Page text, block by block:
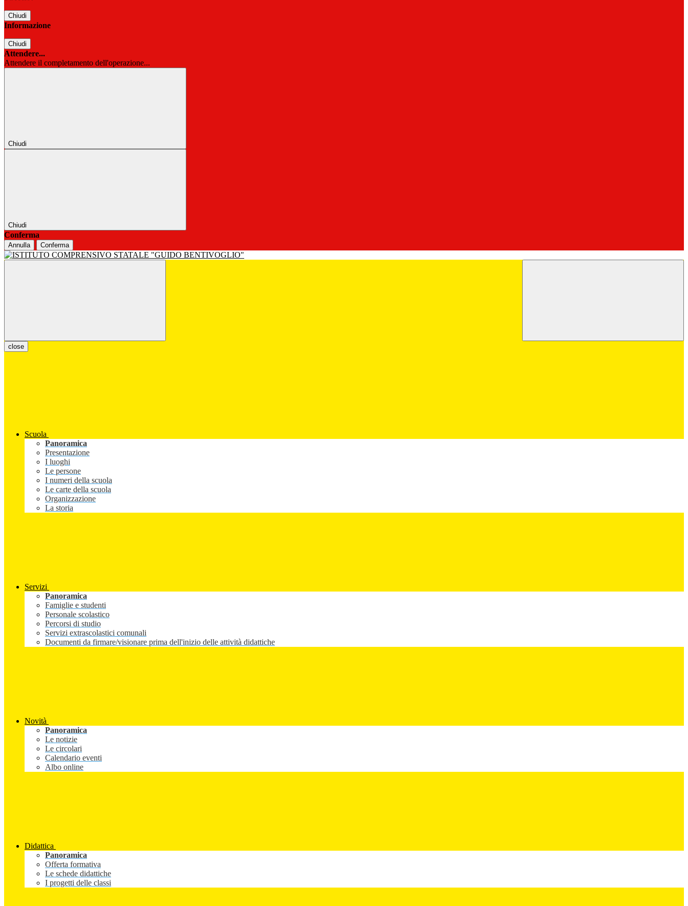
Chiudi
Informazione
Chiudi
Attendere...
Attendere il completamento dell'operazione...
Chiudi
Chiudi
Conferma
Annulla Conferma
close
Scuola
Panoramica
Presentazione
I luoghi
Le persone
I numeri della scuola
Le carte della scuola
Organizzazione
La storia
Servizi
Panoramica
Famiglie e studenti
Personale scolastico
Percorsi di studio
Servizi extrascolastici comunali
Documenti da firmare/visionare prima dell'inizio delle attività didattiche
Novità
Panoramica
Le notizie
Le circolari
Calendario eventi
Albo online
Didattica
Panoramica
Offerta formativa
Le schede didattiche
I progetti delle classi